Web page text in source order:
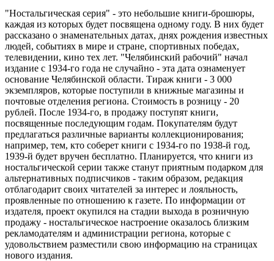
"Ностальгическая серия" - это небольшие книги-брошюры,
каждая из которых будет посвящена одному году. В них будет
рассказано о знаменательных датах, днях рождения известных
людей, событиях в мире и стране, спортивных победах,
телевидении, кино тех лет. "Челябинский рабочий" начал
издание с 1934-го года не случайно - эта дата ознаменует
основание Челябинской области. Тираж книги - 3 000
экземпляров, которые поступили в книжные магазины и
почтовые отделения региона. Стоимость в розницу - 20
рублей. После 1934-го, в продажу поступят книги,
посвященные последующим годам. Покупателям будут
предлагаться различные варианты коллекционирования;
например, тем, кто соберет книги с 1934-го по 1938-й год,
1939-й будет вручен бесплатно. Планируется, что книги из
ностальгической серии также станут приятным подарком для
альтернативных подписчиков - таким образом, редакция
отблагодарит своих читателей за интерес и лояльность,
проявленные по отношению к газете. По информации от
издателя, проект окупился на стадии выхода в розничную
продажу - ностальгическое настроение оказалось близким
рекламодателям и администрации региона, которые с
удовольствием разместили свою информацию на страницах
нового издания.